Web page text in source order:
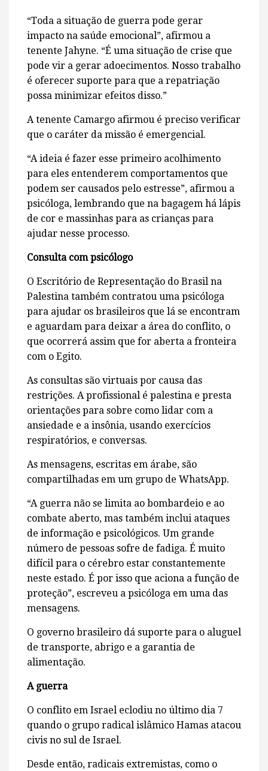
“Toda a situação de guerra pode gerar
impacto na saúde emocional”, afirmou a
tenente Jahyne. “É uma situação de crise que
pode vir a gerar adoecimentos. Nosso trabalho
é oferecer suporte para que a repatriação
possa minimizar efeitos disso.”
A tenente Camargo afirmou é preciso verificar
que o caráter da missão é emergencial.
“A ideia é fazer esse primeiro acolhimento
para eles entenderem comportamentos que
podem ser causados pelo estresse”, afirmou a
psicóloga, lembrando que na bagagem há lápis
de cor e massinhas para as crianças para
ajudar nesse processo.
Consulta com psicólogo
O Escritório de Representação do Brasil na
Palestina também contratou uma psicóloga
para ajudar os brasileiros que lá se encontram
e aguardam para deixar a área do conflito, o
que ocorrerá assim que for aberta a fronteira
com o Egito.
As consultas são virtuais por causa das
restrições. A profissional é palestina e presta
orientações para sobre como lidar com a
ansiedade e a insônia, usando exercícios
respiratórios, e conversas.
As mensagens, escritas em árabe, são
compartilhadas em um grupo de WhatsApp.
“A guerra não se limita ao bombardeio e ao
combate aberto, mas também inclui ataques
de informação e psicológicos. Um grande
número de pessoas sofre de fadiga. É muito
difícil para o cérebro estar constantemente
neste estado. É por isso que aciona a função de
proteção”, escreveu a psicóloga em uma das
mensagens.
O governo brasileiro dá suporte para o aluguel
de transporte, abrigo e a garantia de
alimentação.
A guerra
O conflito em Israel eclodiu no último dia 7
quando o grupo radical islâmico Hamas atacou
civis no sul de Israel.
Desde então, radicais extremistas, como o